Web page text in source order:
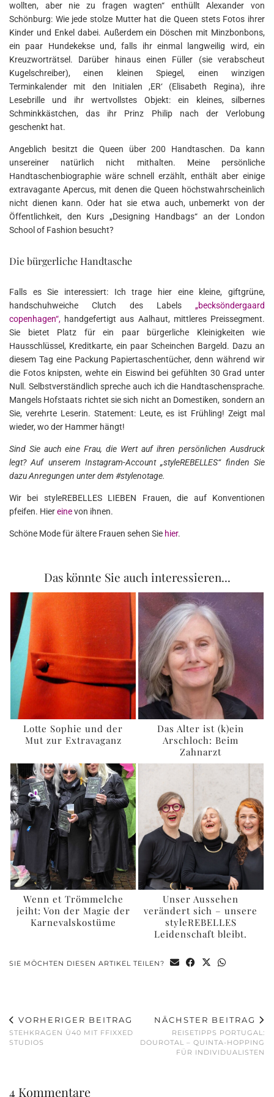
wollten, aber nie zu fragen wagten“ enthüllt Alexander von
Schönburg: Wie jede stolze Mutter hat die Queen stets Fotos ihrer
Kinder und Enkel dabei. Außerdem ein Döschen mit Minzbonbons,
ein paar Hundekekse und, falls ihr einmal langweilig wird, ein
Kreuzworträtsel. Darüber hinaus einen Füller (sie verabscheut
Kugelschreiber), einen kleinen Spiegel, einen winzigen
Terminkalender mit den Initialen ,ER‘ (Elisabeth Regina), ihre
Lesebrille und ihr wertvollstes Objekt: ein kleines, silbernes
Schminkkästchen, das ihr Prinz Philip nach der Verlobung
geschenkt hat.
Angeblich besitzt die Queen über 200 Handtaschen. Da kann
unsereiner natürlich nicht mithalten. Meine persönliche
Handtaschenbiographie wäre schnell erzählt, enthält aber einige
extravagante Apercus, mit denen die Queen höchstwahrscheinlich
nicht dienen kann. Oder hat sie etwa auch, unbemerkt von der
Öffentlichkeit, den Kurs „Designing Handbags“ an der London
School of Fashion besucht?
Die bürgerliche Handtasche
Falls es Sie interessiert: Ich trage hier eine kleine, giftgrüne,
handschuhweiche Clutch des Labels „becksöndergaard
copenhagen“, handgefertigt aus Aalhaut, mittleres Preissegment.
Sie bietet Platz für ein paar bürgerliche Kleinigkeiten wie
Hausschlüssel, Kreditkarte, ein paar Scheinchen Bargeld. Dazu an
diesem Tag eine Packung Papiertaschentücher, denn während wir
die Fotos knipsten, wehte ein Eiswind bei gefühlten 30 Grad unter
Null. Selbstverständlich spreche auch ich die Handtaschensprache.
Mangels Hofstaats richtet sie sich nicht an Domestiken, sondern an
Sie, verehrte Leserin. Statement: Leute, es ist Frühling! Zeigt mal
wieder, wo der Hammer hängt!
Sind Sie auch eine Frau, die Wert auf ihren persönlichen Ausdruck
legt? Auf unserem Instagram-Account „styleREBELLES“ finden Sie
dazu Anregungen unter dem #stylenotage.
Wir bei styleREBELLES LIEBEN Frauen, die auf Konventionen
pfeifen. Hiereinevon ihnen.
Schöne Mode für ältere Frauen sehen Sie hier.
Das könnte Sie auch interessieren...
Lotte Sophie und der
Mut zur Extravaganz
Das Alter ist (k)ein
Arschloch: Beim
Zahnarzt
Wenn et Trömmelche
jeiht: Von der Magie der
Karnevalskostüme
Unser Aussehen
verändert sich – unsere
styleREBELLES
Leidenschaft bleibt.
SIE MÖCHTEN DIESEN ARTIKEL TEILEN?
VORHERIGER BEITRAG
STEHKRAGEN Ü40 MIT FFIXXED
STUDIOS
NÄCHSTER BEITRAG
REISETIPPS PORTUGAL:
DOUROTAL – QUINTA-HOPPING
FÜR INDIVIDUALISTEN
4 Kommentare